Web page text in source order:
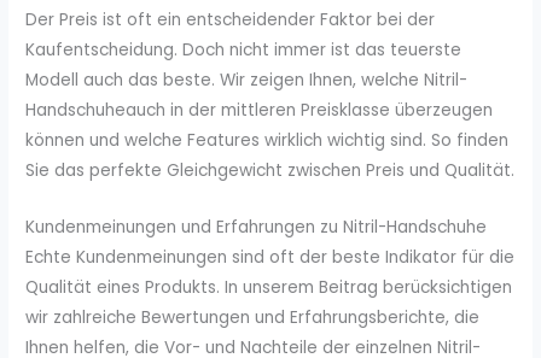
Der Preis ist oft ein entscheidender Faktor bei der
Kaufentscheidung. Doch nicht immer ist das teuerste
Modell auch das beste. Wir zeigen Ihnen, welche Nitril-
Handschuheauch in der mittleren Preisklasse überzeugen
können und welche Features wirklich wichtig sind. So finden
Sie das perfekte Gleichgewicht zwischen Preis und Qualität.
Kundenmeinungen und Erfahrungen zu Nitril-Handschuhe
Echte Kundenmeinungen sind oft der beste Indikator für die
Qualität eines Produkts. In unserem Beitrag berücksichtigen
wir zahlreiche Bewertungen und Erfahrungsberichte, die
Ihnen helfen, die Vor- und Nachteile der einzelnen Nitril-